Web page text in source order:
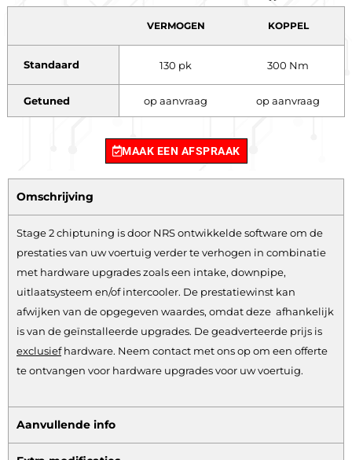
VERMOGEN KOPPEL
Standaard 130 pk 300 Nm
Getuned op aanvraag op aanvraag
MAAK EEN AFSPRAAK
Omschrijving
Stage 2 chiptuning is door NRS ontwikkelde software om de
prestaties van uw voertuig verder te verhogen in combinatie
met hardware upgrades zoals een intake, downpipe,
uitlaatsysteem en/of intercooler. De prestatiewinst kan
afwijken van de opgegeven waardes, omdat deze afhankelijk
is van de geïnstalleerde upgrades. De geadverteerde prijs is
exclusiefhardware. Neem contact met ons op om een offerte
te ontvangen voor hardware upgrades voor uw voertuig.
Aanvullende info